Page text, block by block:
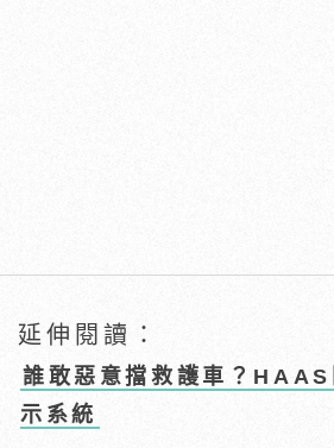
延伸閱讀：
誰敢惡意擋救護車？HAAS
示系統